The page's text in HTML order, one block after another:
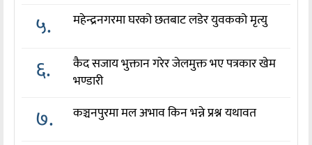
५. महेन्द्रनगरमा घरको छतबाट लडेर युवकको मृत्यु
६.
कैद सजाय भुक्तान गरेर जेलमुक्त भए पत्रकार खेम
भण्डारी
७. कञ्चनपुरमा मल अभाव किन भन्ने प्रश्न यथावत